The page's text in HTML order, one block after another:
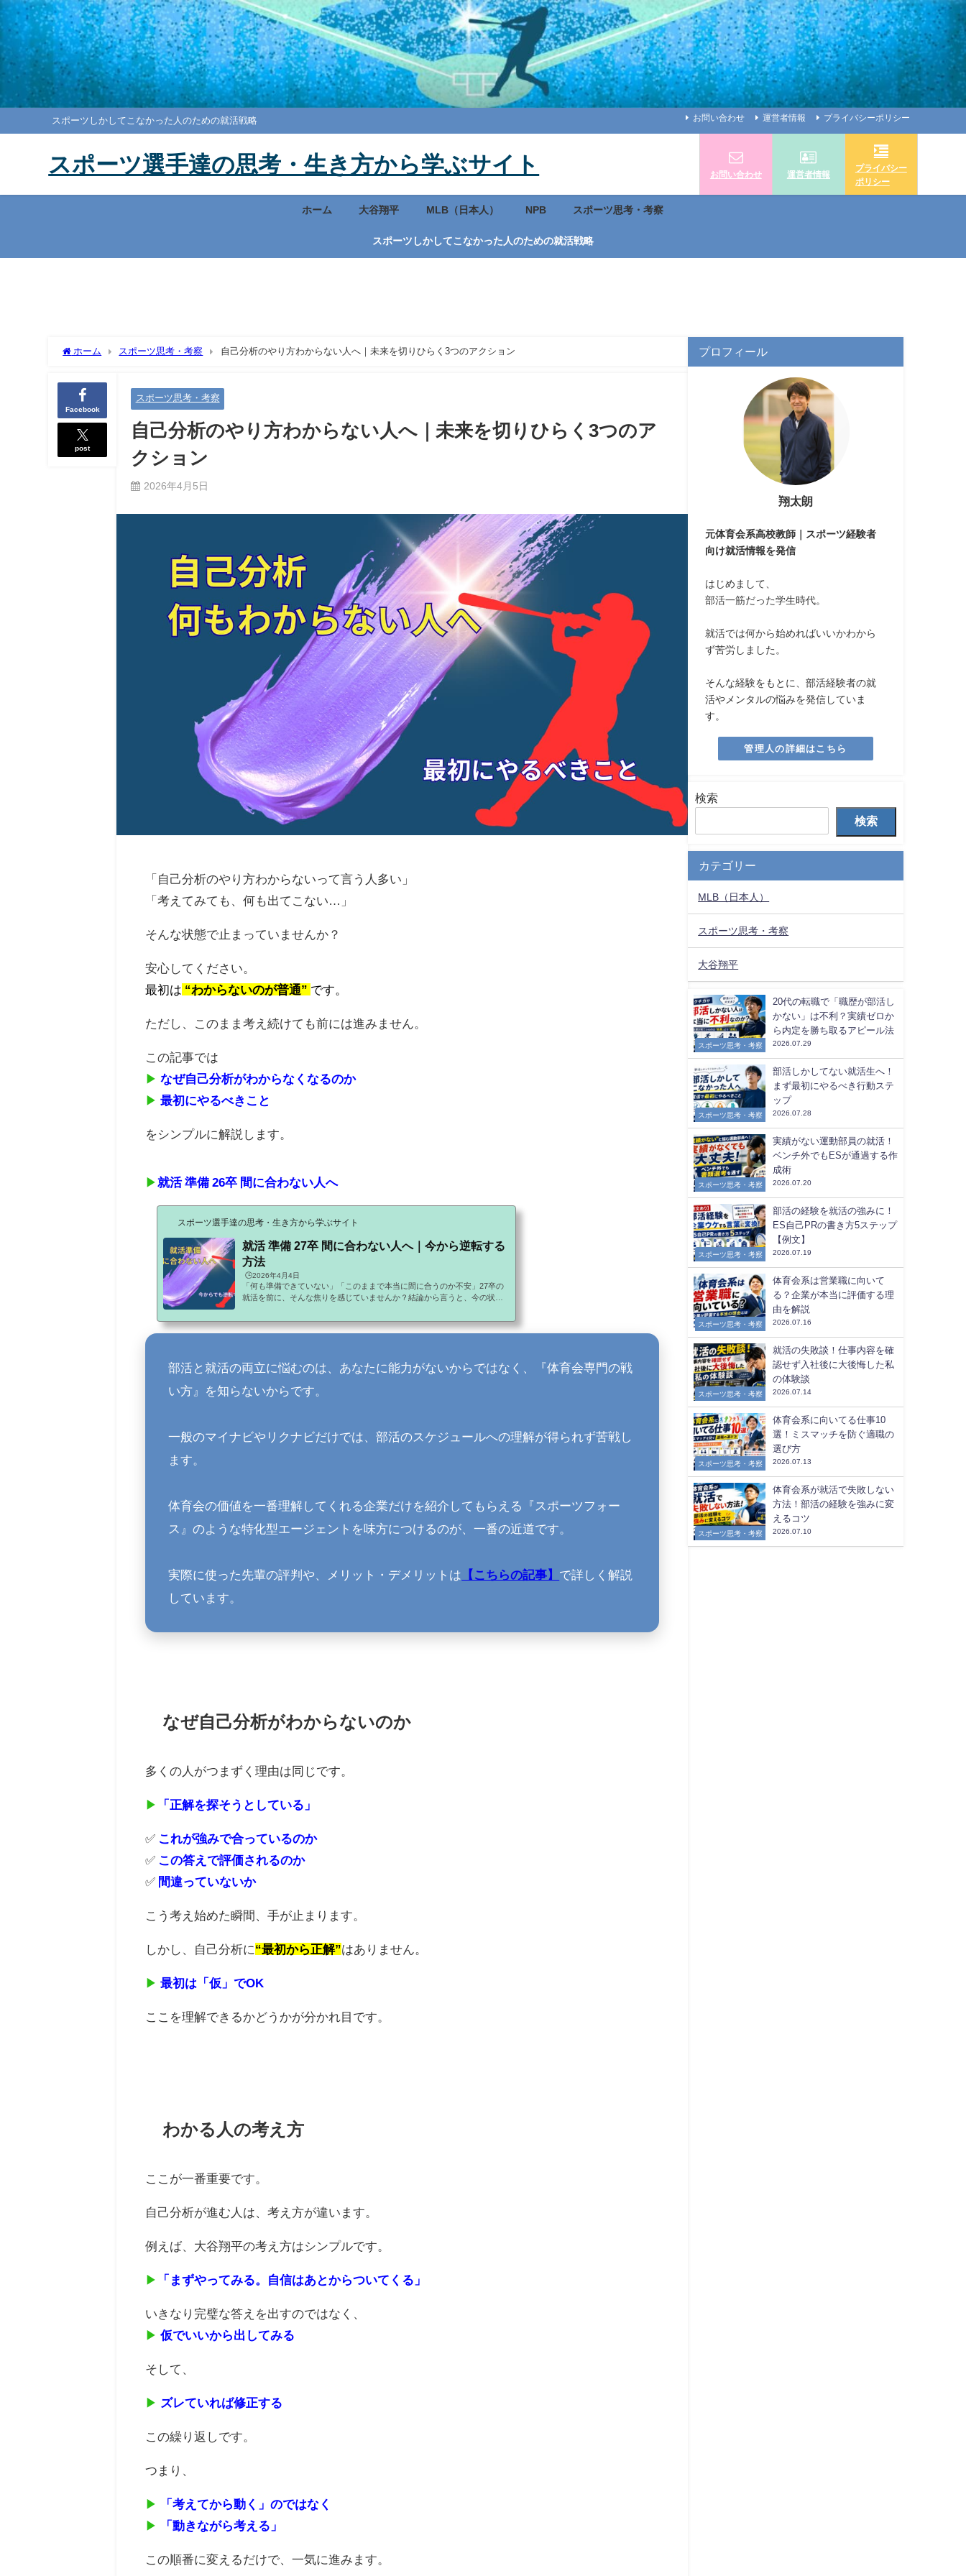
スポーツしかしてこなかった人のための就活戦略 お問い合わせ 運営者情報 プライバシーポリシー
スポーツ選手達の思考・生き方から学ぶサイト お問い合わせ 運営者情報
プライバシー
ポリシー
ホーム 大谷翔平 MLB（日本人） NPB スポーツ思考・考察
スポーツしかしてこなかった人のための就活戦略
ホーム スポーツ思考・考察 自己分析のやり方わからない人へ｜未来を切りひらく3つのアクション
Facebook
post
スポーツ思考・考察
自己分析のやり方わからない人へ｜未来を切りひらく3つのア
クション
2026年4月5日
「自己分析のやり方わからないって言う人多い」
「考えてみても、何も出てこない…」
そんな状態で止まっていませんか？
安心してください。
最初は “わからないのが普通” です。
ただし、このまま考え続けても前には進みません。
この記事では
▶ なぜ自己分析がわからなくなるのか
▶ 最初にやるべきこと
をシンプルに解説します。
▶就活 準備 26卒 間に合わない人へ
スポーツ選手達の思考・生き方から学ぶサイト
就活 準備 27卒 間に合わない人へ｜今から逆転する
方法
🕒️2026年4月4日
「何も準備できていない」「このままで本当に間に合うのか不安」27卒の
就活を前に、そんな焦りを感じていませんか？結論から言うと、今の状態
が過ぎていきます。この記事では▶ なぜ準備が間に合わないのか▶ 今から
何をすればいいのかをシンプルに解説します。部活と就活の両立に悩むの
の理解が得られず苦戦...
部活と就活の両立に悩むのは、あなたに能力がないからではなく、『体育会専門の戦
い方』を知らないからです。
一般のマイナビやリクナビだけでは、部活のスケジュールへの理解が得られず苦戦し
ます。
体育会の価値を一番理解してくれる企業だけを紹介してもらえる『スポーツフォー
ス』のような特化型エージェントを味方につけるのが、一番の近道です。
実際に使った先輩の評判や、メリット・デメリットは 【こちらの記事】 で詳しく解説
しています。
なぜ自己分析がわからないのか
多くの人がつまずく理由は同じです。
▶ 「正解を探そうとしている」
✅ これが強みで合っているのか
✅ この答えで評価されるのか
✅ 間違っていないか
こう考え始めた瞬間、手が止まります。
しかし、自己分析に“最初から正解”はありません。
▶ 最初は「仮」でOK
ここを理解できるかどうかが分かれ目です。
わかる人の考え方
ここが一番重要です。
自己分析が進む人は、考え方が違います。
例えば、大谷翔平の考え方はシンプルです。
▶ 「まずやってみる。自信はあとからついてくる」
いきなり完璧な答えを出すのではなく、
▶ 仮でいいから出してみる
そして、
▶ ズレていれば修正する
この繰り返しです。
つまり、
▶
「考えてから動く」のではなく
▶
「動きながら考える」
この順番に変えるだけで、一気に進みます。
プロフィール
翔太朗
元体育会系高校教師｜スポーツ経験者
向け就活情報を発信
はじめまして、
部活一筋だった学生時代。
就活では何から始めればいいかわから
ず苦労しました。
そんな経験をもとに、部活経験者の就
活やメンタルの悩みを発信していま
す。
管理人の詳細はこちら
検索
検索
カテゴリー
MLB（日本人）
スポーツ思考・考察
大谷翔平
スポーツ思考・考察
20代の転職で「職歴が部活し
かない」は不利？実績ゼロか
ら内定を勝ち取るアピール法
2026.07.29
スポーツ思考・考察
部活しかしてない就活生へ！
まず最初にやるべき行動ステ
ップ
2026.07.28
スポーツ思考・考察
実績がない運動部員の就活！
ベンチ外でもESが通過する作
成術
2026.07.20
スポーツ思考・考察
部活の経験を就活の強みに！
ES自己PRの書き方5ステップ
【例文】
2026.07.19
スポーツ思考・考察
体育会系は営業職に向いて
る？企業が本当に評価する理
由を解説
2026.07.16
スポーツ思考・考察
就活の失敗談！仕事内容を確
認せず入社後に大後悔した私
の体験談
2026.07.14
スポーツ思考・考察
体育会系に向いてる仕事10
選！ミスマッチを防ぐ適職の
選び方
2026.07.13
スポーツ思考・考察
体育会系が就活で失敗しない
方法！部活の経験を強みに変
えるコツ
2026.07.10